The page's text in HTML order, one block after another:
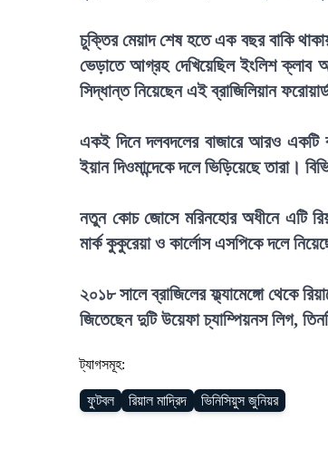
চুক্তির মেয়াদ শেষ হতে এক বছর বাকি
ভেড়াতে আগ্রহ দেখিয়েছিল ইংলিশ ক্লাব
সিদ্ধান্ত নিয়েছেন এই ব্রাজিলিয়ান
একই দিনে দলবদলের বাজারে আরও একটি
ইয়ান দিওমান্দেকে দলে ভিড়িয়েছে তারা।
নতুন কোচ জোসে মরিনহোর অধীনে এটি
মার্ক কুকুরেয়া ও কার্লোস এসপিকে দলে
২০১৮ সালে ব্রাজিলের ফ্ল্যামেঙ্গো থেকে
জিতেছেন দুটি উয়েফা চ্যাম্পিয়নস লিগ,
ট্যাগসমূহ:
ফুটবল রিয়াল মাদ্রিদ ভিনিসিয়ুস জুনিয়র